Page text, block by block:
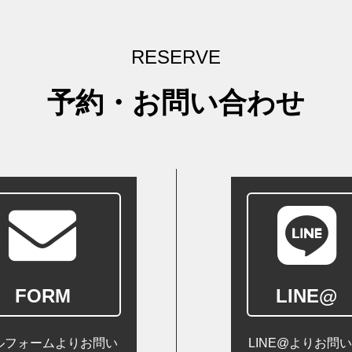
RESERVE
予約・お問い合わせ
FORM
フォームよりお問い
LINE@
LINE@よりお問